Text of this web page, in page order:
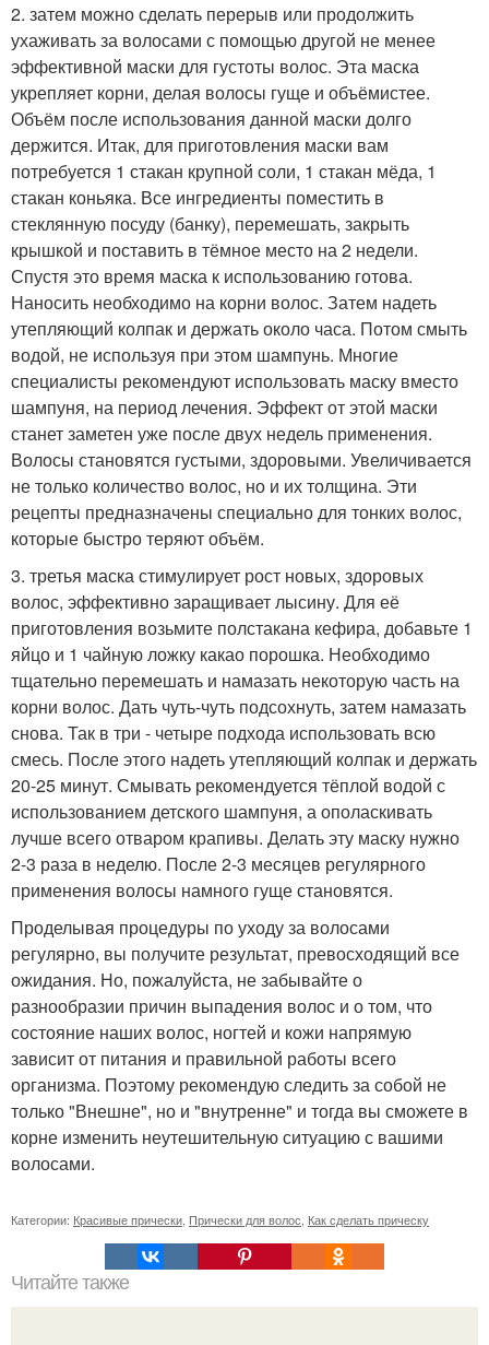
2. затем можно сделать перерыв или продолжить
ухаживать за волосами с помощью другой не менее
эффективной маски для густоты волос. Эта маска
укрепляет корни, делая волосы гуще и объёмистее.
Объём после использования данной маски долго
держится. Итак, для приготовления маски вам
потребуется 1 стакан крупной соли, 1 стакан мёда, 1
стакан коньяка. Все ингредиенты поместить в
стеклянную посуду (банку), перемешать, закрыть
крышкой и поставить в тёмное место на 2 недели.
Спустя это время маска к использованию готова.
Наносить необходимо на корни волос. Затем надеть
утепляющий колпак и держать около часа. Потом смыть
водой, не используя при этом шампунь. Многие
специалисты рекомендуют использовать маску вместо
шампуня, на период лечения. Эффект от этой маски
станет заметен уже после двух недель применения.
Волосы становятся густыми, здоровыми. Увеличивается
не только количество волос, но и их толщина. Эти
рецепты предназначены специально для тонких волос,
которые быстро теряют объём.
3. третья маска стимулирует рост новых, здоровых
волос, эффективно заращивает лысину. Для её
приготовления возьмите полстакана кефира, добавьте 1
яйцо и 1 чайную ложку какао порошка. Необходимо
тщательно перемешать и намазать некоторую часть на
корни волос. Дать чуть-чуть подсохнуть, затем намазать
снова. Так в три - четыре подхода использовать всю
смесь. После этого надеть утепляющий колпак и держать
20-25 минут. Смывать рекомендуется тёплой водой с
использованием детского шампуня, а ополаскивать
лучше всего отваром крапивы. Делать эту маску нужно
2-3 раза в неделю. После 2-3 месяцев регулярного
применения волосы намного гуще становятся.
Проделывая процедуры по уходу за волосами
регулярно, вы получите результат, превосходящий все
ожидания. Но, пожалуйста, не забывайте о
разнообразии причин выпадения волос и о том, что
состояние наших волос, ногтей и кожи напрямую
зависит от питания и правильной работы всего
организма. Поэтому рекомендую следить за собой не
только "Внешне", но и "внутренне" и тогда вы сможете в
корне изменить неутешительную ситуацию с вашими
волосами.
Категории: Красивые прически Прически для волос Как сделать прическу
Читайте также